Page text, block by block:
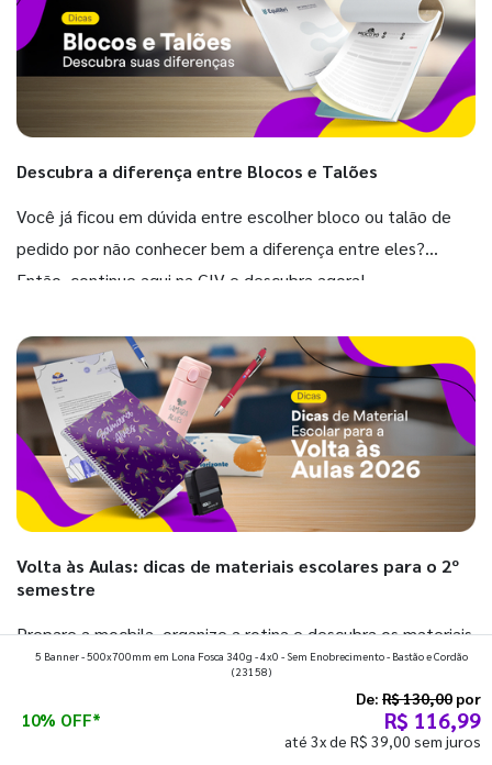
Descubra a diferença entre Blocos e Talões
Você já ficou em dúvida entre escolher bloco ou talão de
pedido por não conhecer bem a diferença entre eles?
Então, continue aqui na GIV e descubra agora!
Volta às Aulas: dicas de materiais escolares para o 2º
semestre
Prepare a mochila, organize a rotina e descubra os materiais
que fazem toda diferença para começar o segundo
5 Banner - 500x700mm em Lona Fosca 340g - 4x0 - Sem Enobrecimento - Bastão e Cordão
(23158)
10% OFF*
De: R$ 130,00 por
R$ 116,99
até 3x de R$ 39,00 sem juros